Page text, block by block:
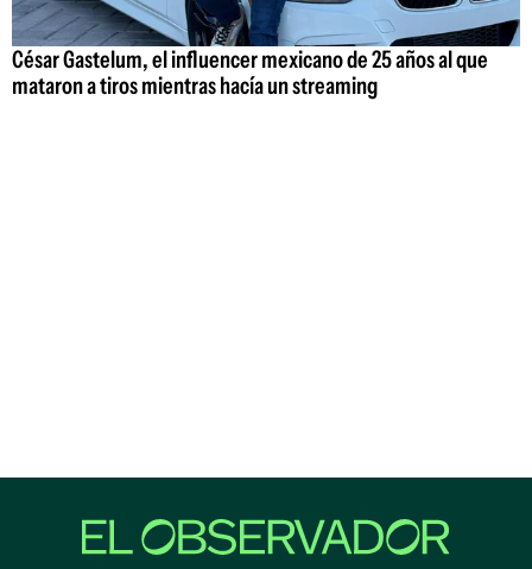
César Gastelum, el influencer mexicano de 25 años al que
mataron a tiros mientras hacía un streaming